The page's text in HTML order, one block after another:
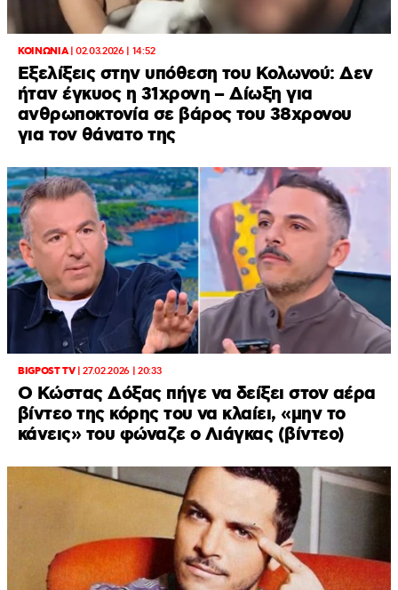
ΚΟΙΝΩΝΙΑ|02.03.2026 | 14:52
Εξελίξεις στην υπόθεση του Κολωνού: Δεν
ήταν έγκυος η 31χρονη – Δίωξη για
ανθρωποκτονία σε βάρος του 38χρονου
για τον θάνατο της
BIGPOST TV|27.02.2026 | 20:33
Ο Κώστας Δόξας πήγε να δείξει στον αέρα
βίντεο της κόρης του να κλαίει, «μην το
κάνεις» του φώναζε ο Λιάγκας (βίντεο)